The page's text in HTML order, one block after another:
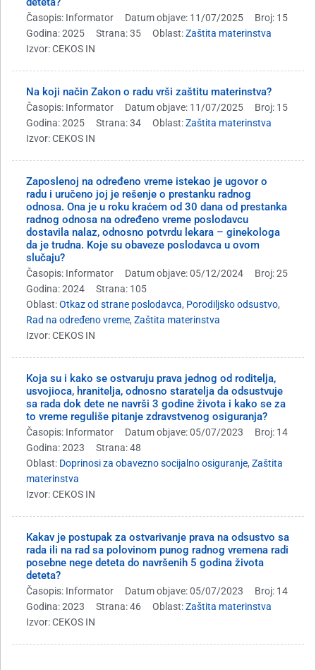
Časopis: Informator Datum objave: 11/07/2025
Broj: 15
Godina: 2025
Strana: 35 Oblast:Zaštita materinstva
Izvor: CEKOS IN
Na koji način Zakon o radu vrši zaštitu materinstva?
Časopis: Informator Datum objave: 11/07/2025
Broj: 15
Godina: 2025
Strana: 34 Oblast:Zaštita materinstva
Izvor: CEKOS IN
Zaposlenoj na određeno vreme istekao je ugovor o
radu i uručeno joj je rešenje o prestanku radnog
odnosa. Ona je u roku kraćem od 30 dana od prestanka
radnog odnosa na određeno vreme poslodavcu
dostavila nalaz, odnosno potvrdu lekara – ginekologa
da je trudna. Koje su obaveze poslodavca u ovom
slučaju?
Časopis: Informator Datum objave: 05/12/2024
Broj: 25
Godina: 2024
Strana: 105
Oblast:Otkaz od strane poslodavca, Porodiljsko odsustvo,
Rad na određeno vreme, Zaštita materinstva
Izvor: CEKOS IN
Koja su i kako se ostvaruju prava jednog od roditelja,
usvojioca, hranitelja, odnosno staratelja da odsustvuje
sa rada dok dete ne navrši 3 godine života i kako se za
to vreme reguliše pitanje zdravstvenog osiguranja?
Časopis: Informator Datum objave: 05/07/2023
Broj: 14
Godina: 2023
Strana: 48
Oblast: Doprinosi za obavezno socijalno osiguranje, Zaštita
materinstva
Izvor: CEKOS IN
Kakav je postupak za ostvarivanje prava na odsustvo sa
rada ili na rad sa polovinom punog radnog vremena radi
posebne nege deteta do navršenih 5 godina života
deteta?
Časopis: Informator Datum objave: 05/07/2023
Broj: 14
Godina: 2023
Strana: 46 Oblast:Zaštita materinstva
Izvor: CEKOS IN